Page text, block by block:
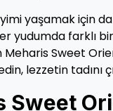
yaşamak için
yudumda farklı
Sweet
lezzetin tadını
Sweet